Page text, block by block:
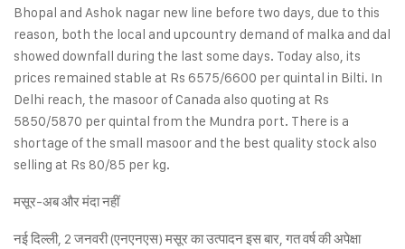
Bhopal and Ashok nagar new line before two days, due to this
reason, both the local and upcountry demand of malka and dal
showed downfall during the last some days. Today also, its
prices remained stable at Rs 6575/6600 per quintal in Bilti. In
Delhi reach, the masoor of Canada also quoting at Rs
5850/5870 per quintal from the Mundra port. There is a
shortage of the small masoor and the best quality stock also
selling at Rs 80/85 per kg.
मसूर-अब और मंदा नहीं
नई दिल्ली, 2 जनवरी (एनएनएस) मसूर का उत्पादन इस बार, गत वर्ष की अपेक्षा